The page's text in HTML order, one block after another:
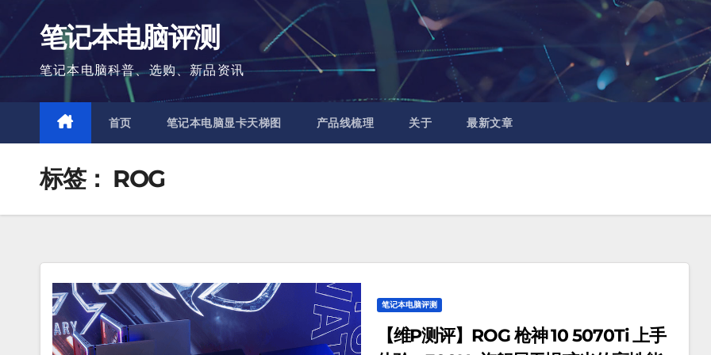
内
容
笔记本电脑评测
笔记本电脑科普、选购、新品资讯
首页 笔记本电脑显卡天梯图 产品线梳理 关于 最新文章
标签： ROG
笔记本电脑评测
【维P测评】ROG 枪神 10 5070Ti 上手